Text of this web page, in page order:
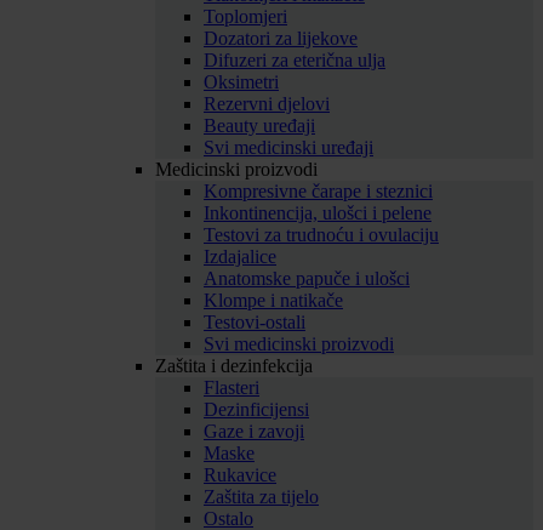
Toplomjeri
Dozatori za lijekove
Difuzeri za eterična ulja
Oksimetri
Rezervni djelovi
Beauty uređaji
Svi medicinski uređaji
Medicinski proizvodi
Kompresivne čarape i steznici
Inkontinencija, ulošci i pelene
Testovi za trudnoću i ovulaciju
Izdajalice
Anatomske papuče i ulošci
Klompe i natikače
Testovi-ostali
Svi medicinski proizvodi
Zaštita i dezinfekcija
Flasteri
Dezinficijensi
Gaze i zavoji
Maske
Rukavice
Zaštita za tijelo
Ostalo